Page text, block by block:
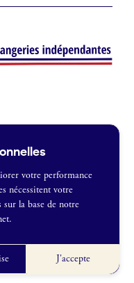
votre performance
nécessitent votre
sur la base de notre
J'accepte